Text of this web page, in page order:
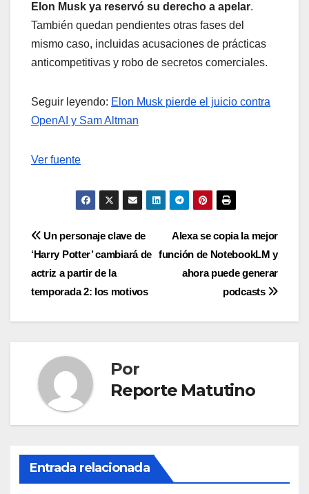
Elon Musk ya reservó su derecho a apelar.
También quedan pendientes otras fases del
mismo caso, incluidas acusaciones de prácticas
anticompetitivas y robo de secretos comerciales.
Seguir leyendo: Elon Musk pierde el juicio contra
OpenAI y Sam Altman
Ver fuente
Navegación
de
entradas
Alexa se copia la mejor
función de NotebookLM y
ahora puede generar
podcasts
Un personaje clave de
‘Harry Potter’ cambiará de
actriz a partir de la
temporada 2: los motivos
Por
Reporte Matutino
Entrada relacionada